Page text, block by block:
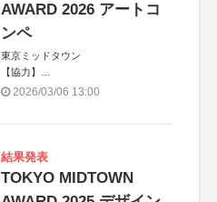
AWARD 2026 アートコ
ンペ
東京ミッドタウン
【協力】
合同会社生活と表現
【パートナー】
三井デザインテック株式会社
2026/03/06 13:00
結果発表
TOKYO MIDTOWN